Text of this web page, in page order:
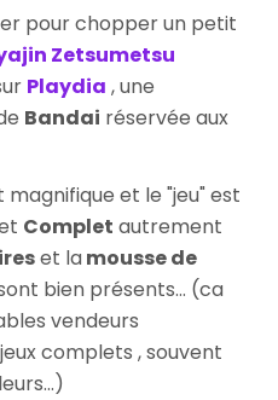
pour chopper un petit
Zetsumetsu
Playdia , une
Bandai réservée aux
et le "jeu" est
Complet autrement
et lamousse de
bien présents... (ca
vendeurs
complets , souvent